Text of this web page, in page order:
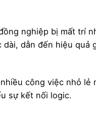
nghiệp bị mất trí
dẫn đến hiệu quả
công việc nhỏ lẻ
sự kết nối logic.